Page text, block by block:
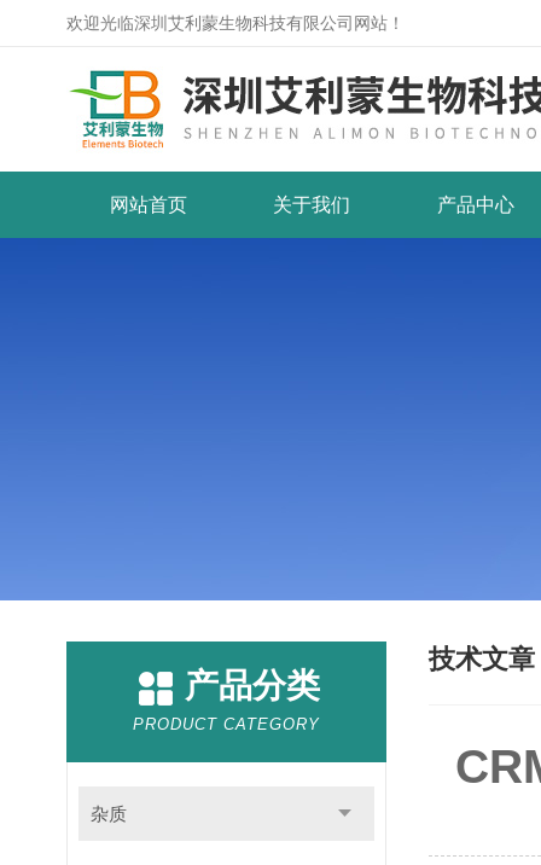
欢迎光临深圳艾利蒙生物科技有限公司网站！
网站首页 关于我们 产品中心
产品分类
PRODUCT CATEGORY
杂质
技术文章